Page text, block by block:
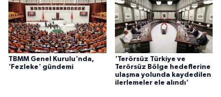
TBMM Genel Kurulu'nda,
'Fezleke' gündemi
'Terörsüz Türkiye ve
Terörsüz Bölge hedeflerine
ulaşma yolunda kaydedilen
ilerlemeler ele alındı'